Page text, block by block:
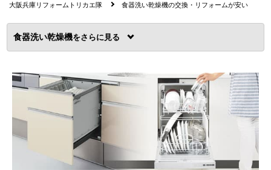
大阪兵庫リフォームトリカエ隊 食器洗い乾燥機の交換・リフォームが安い
食器洗い乾燥機を